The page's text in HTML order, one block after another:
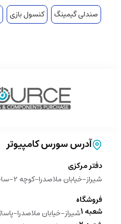
صندلی گیمینگ
کنسول بازی
آدرس سورس کامپیوتر
دفتر مرکزی
شیراز-خیابان ملاصدرا-کوچه 2-ساختمان اداری-طبقه 4-واحد 104
فروشگاه
شعبه 1 شیراز-خیابان ملاصدرا-